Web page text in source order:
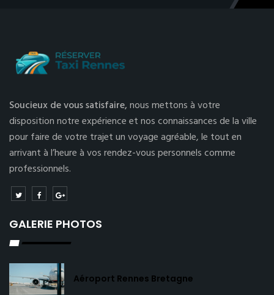
Soucieux de vous satisfaire,nous mettons à votre
disposition notre expérience et nos connaissances de la ville
pour faire de votre trajet un voyage agréable, le tout en
arrivant à l’heure à vos rendez-vous personnels comme
professionnels.
GALERIE PHOTOS
Aéroport Rennes Bretagne